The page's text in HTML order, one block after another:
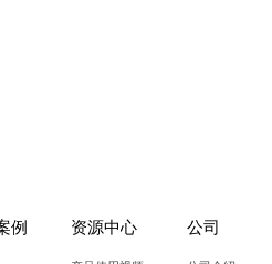
例 资源中心 公司